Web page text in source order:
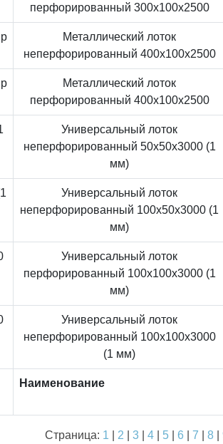
перфорированный 300x100x2500
Металлический лоток
неперфорированный 400x100x2500
Металлический лоток
перфорированный 400x100x2500
Универсальный лоток
неперфорированный 50x50x3000 (1
мм)
Универсальный лоток
неперфорированный 100x50x3000 (1
мм)
Универсальный лоток
перфорированный 100x100x3000 (1
мм)
Универсальный лоток
неперфорированный 100x100x3000
(1 мм)
Наименование
Страница: 1 2 3| 4| 5| 6 7 8|